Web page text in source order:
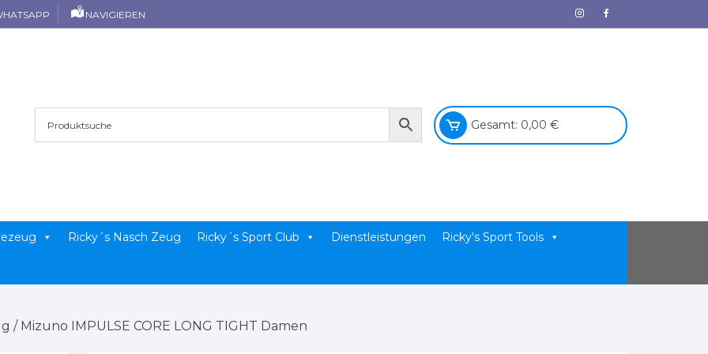
NAVIGIEREN
Gesamt: 0,00 €
Ricky´s Nasch Zeug Ricky´s Sport Club Dienstleistungen Ricky's Sport Tools
/ Mizuno IMPULSE CORE LONG TIGHT Damen